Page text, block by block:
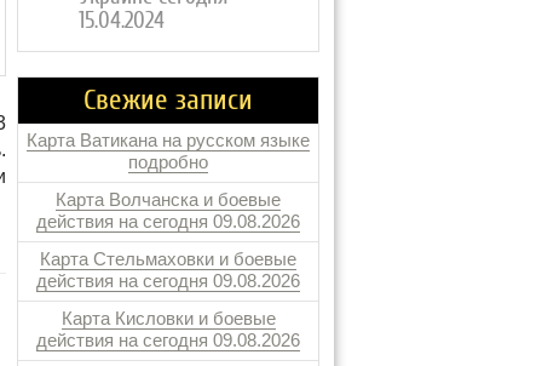
15.04.2024
Свежие записи
Карта Ватикана на русском языке
подробно
Карта Волчанска и боевые
действия на сегодня 09.08.2026
Карта Стельмаховки и боевые
действия на сегодня 09.08.2026
Карта Кисловки и боевые
действия на сегодня 09.08.2026